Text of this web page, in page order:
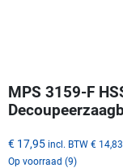
MPS 3159-F
€ 17,95 incl. BTW € 14,83
Op voorraad (9)